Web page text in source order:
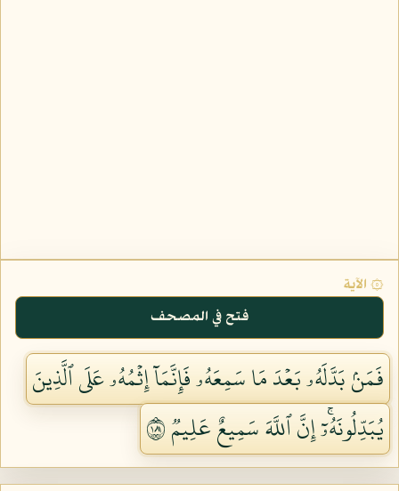
۞ الآية
فتح في المصحف
فَمَنۢ بَدَّلَهُۥ بَعۡدَ مَا سَمِعَهُۥ فَإِنَّمَآ إِثۡمُهُۥ عَلَى ٱلَّذِينَ
يُبَدِّلُونَهُۥٓۚ إِنَّ ٱللَّهَ سَمِيعٌ عَلِيمٞ ١٨١